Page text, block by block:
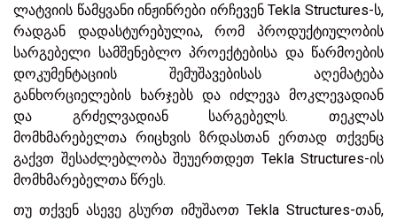
ლატვიის წამყვანი ინჟინრები ირჩევენ Tekla Structures-ს,
რადგან დადასტურებულია, რომ პროდუქტიულობის
სარგებელი სამშენებლო პროექტებისა და წარმოების
დოკუმენტაციის შემუშავებისას აღემატება
განხორციელების ხარჯებს და იძლევა მოკლევადიან
და გრძელვადიან სარგებელს. თეკლას
მომხმარებელთა რიცხვის ზრდასთან ერთად თქვენც
გაქვთ შესაძლებლობა შეუერთდეთ Tekla Structures-ის
მომხმარებელთა წრეს.
თუ თქვენ ასევე გსურთ იმუშაოთ Tekla Structures-თან,